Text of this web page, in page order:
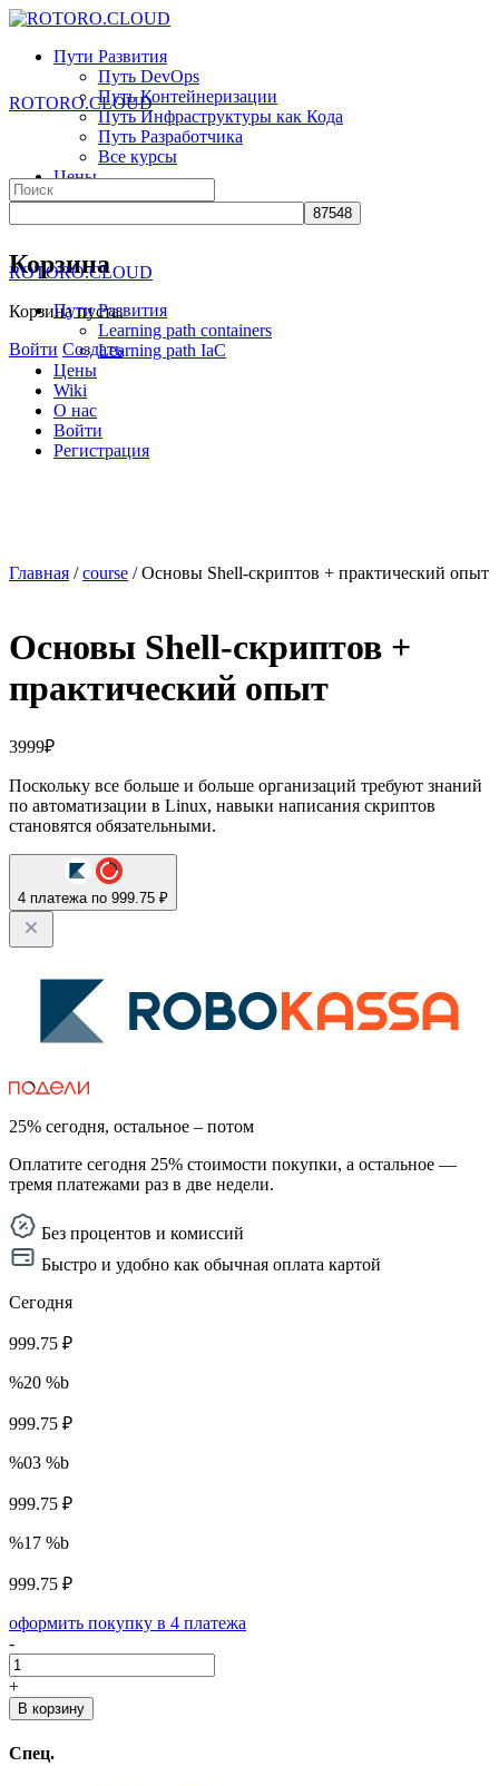
Toggle
Panel
Пути Развития
Путь DevOps
Путь Контейнеризации
Путь Инфраструктуры как Кода
Путь Разработчика
Все курсы
Цены
Wiki
More
options
Корзина
Корзина пуста.
Войти Создать
ROTORO.CLOUD
Search
for:
ROTORO.CLOUD
Пути Развития
Learning path containers
Learning path IaC
Цены
Wiki
О нас
Войти
Регистрация
Главная /course / Основы Shell-скриптов + практический опыт
Основы Shell-скриптов +
практический опыт
3999₽
Поскольку все больше и больше организаций требуют знаний
по автоматизации в Linux, навыки написания скриптов
становятся обязательными.
4 платежа по 999.75 ₽
25% сегодня, остальное – потом
Оплатите сегодня 25% стоимости покупки, а остальное —
тремя платежами раз в две недели.
Без процентов и комиссий
Быстро и удобно как обычная оплата картой
Сегодня
999.75 ₽
%20 %b
999.75 ₽
%03 %b
999.75 ₽
%17 %b
999.75 ₽
оформить покупку в 4 платежа
Основы
Shell-
скриптов
+
практический
quantity
-
+
В корзину
Спец.